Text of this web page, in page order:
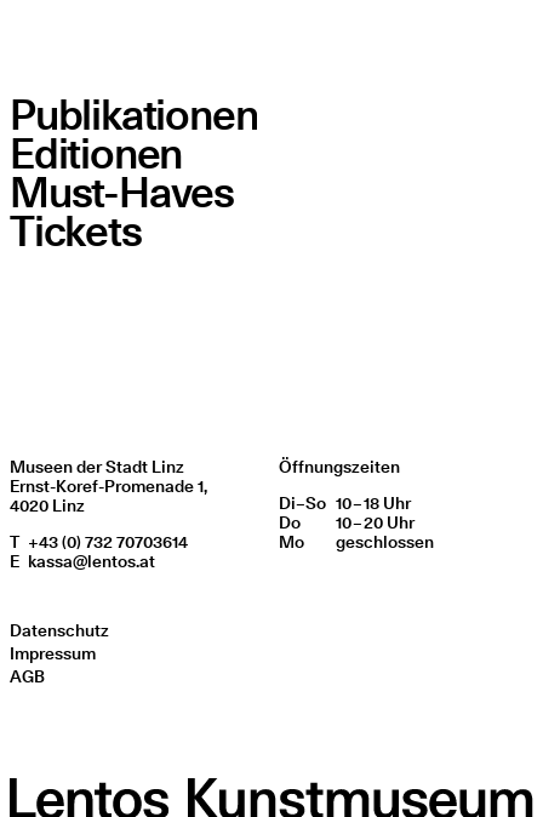
Publikationen
Editionen
Must-Haves
Tickets
Museen der Stadt Linz
Ernst-Koref-Promenade 1,
4020 Linz
T +43 (0) 732 70703614
E kassa@lentos.at
Öffnungszeiten
WochentagÖffnungszeiten
Di–So 10 – 18 Uhr
Do
10 – 20 Uhr
Mo
geschlos­sen
Datenschutz
Impressum
AGB